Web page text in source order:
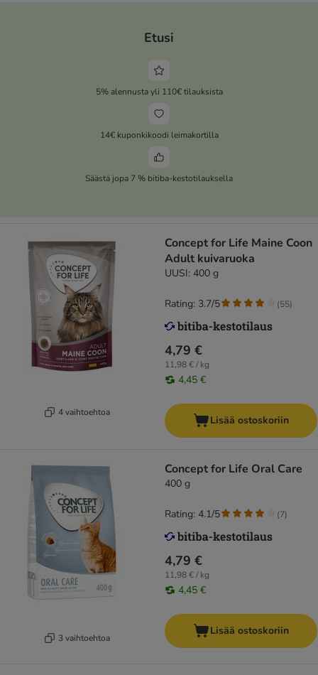
Etusi
5% alennusta yli 110€ tilauksista
14€ kuponkikoodi leimakortilla
Säästä jopa 7 % bitiba-kestotilauksella
4 vaihtoehtoa
Concept for Life Maine Coon
Adult kuivaruoka
UUSI: 400 g
4,79 €
11,98 € / kg
4,45 €
Rating: 3.7/5 (55)
Lisää ostoskoriin
3 vaihtoehtoa
Concept for Life Oral Care
400 g
4,79 €
11,98 € / kg
4,45 €
Rating: 4.1/5 (7)
Lisää ostoskoriin